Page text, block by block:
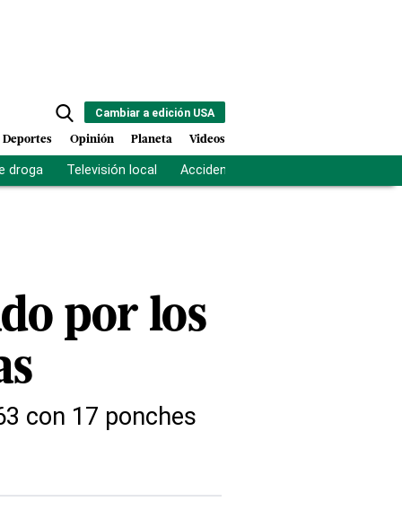
Cambiar a edición USA
Deportes Opinión Planeta Videos
droga Televisión local Accidente Los Ríos
por los
con 17 ponches